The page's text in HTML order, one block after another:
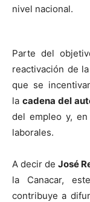
nivel nacional.
Parte del
reactivación de
que se
la cadena del
del empleo y,
laborales.
A decir de José
la Canacar,
contribuye a